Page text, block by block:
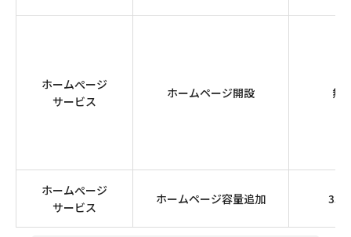
ホームぺージ
サービス
ホームページ開設 無
ホームぺージ
サービス
ホームページ容量追加 330